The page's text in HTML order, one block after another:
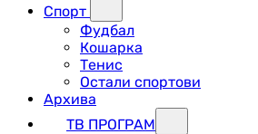
Спорт
Фудбал
Кошарка
Тенис
Остали спортови
Архива
ТВ ПРОГРАМ